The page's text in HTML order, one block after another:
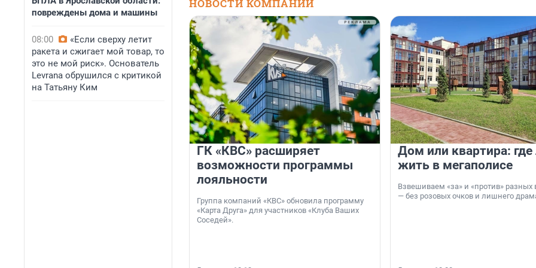
повреждены дома и машины
08:00
«Если сверху летит
ракета и сжигает мой товар, то
это не мой риск». Основатель
Levrana обрушился с критикой
на Татьяну Ким
НОВОСТИ КОМПАНИЙ
ГК «КВС» расширяет
возможности программы
лояльности
Группа компаний «КВС» обновила программу
«Карта Друга» для участников «Клуба Ваших
Соседей».
Дом или квартира:
жить в мегаполисе
Взвешиваем «за» и «против» разных
— без розовых очков и лишнего